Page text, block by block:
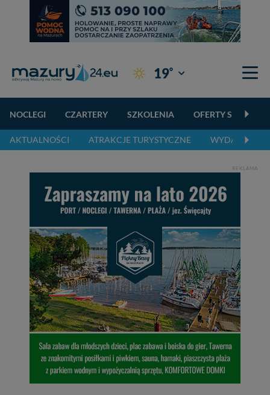
19° Giżycko
NOCLEGI CZARTERY SZKOLENIA OFERTY
AKTUALNOŚCI ATRAKCJE TURYSTYCZNE WYDARZENIA
REKLAMA